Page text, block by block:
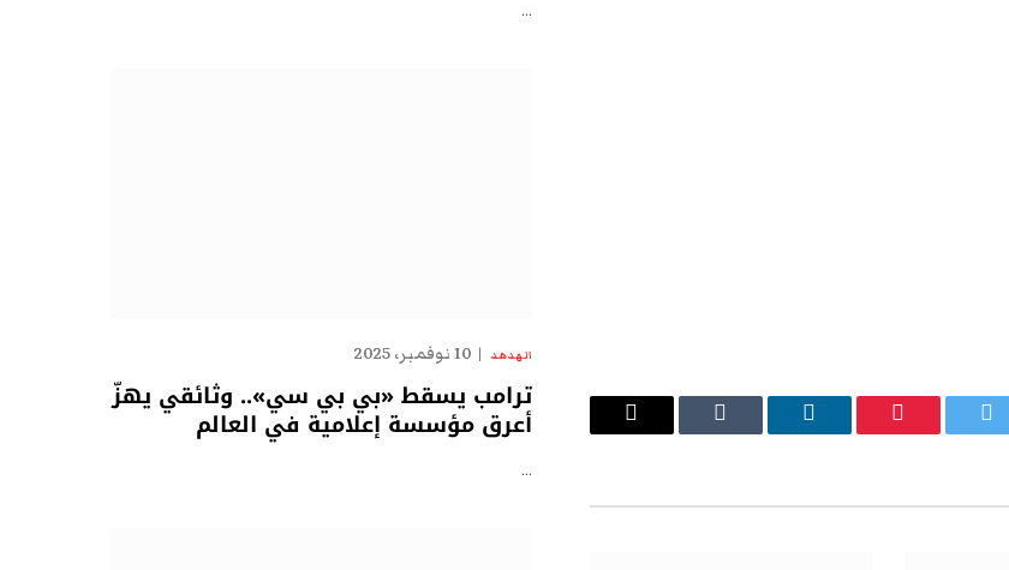
تويتر بينتيريست لينكدإن Tumblr
البريد
…
الهدهد 10 نوفمبر، 2025
ترامب يسقط «بي بي سي».. وثائقي يهزّ
أعرق مؤسسة إعلامية في العالم
…